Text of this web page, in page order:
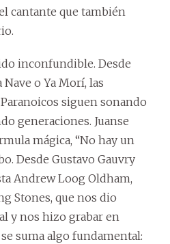
cantante que también
inconfundible. Desde
o Ya Morí, las
siguen sonando
generaciones. Juanse
mágica, “No hay un
Desde Gustavo Gauvry
Andrew Loog Oldham,
Stones, que nos dio
y nos hizo grabar en
suma algo fundamental: